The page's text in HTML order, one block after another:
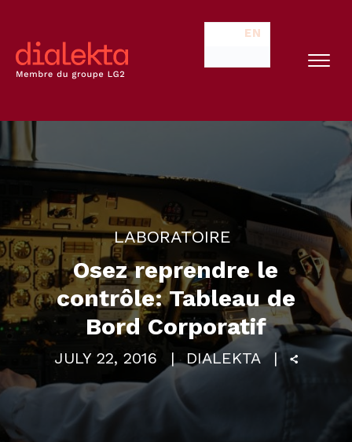
EN
LABORATOIRE
Osez reprendre le
contrôle: Tableau de
Bord Corporatif
JULY 22, 2016 DIALEKTA